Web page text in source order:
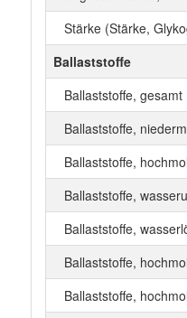
Stärke (Stärke,
Ballaststoffe
Ballaststoffe, gesamt
Ballaststoffe,
Ballaststoffe,
Ballaststoffe,
Ballaststoffe,
Ballaststoffe,
Ballaststoffe,